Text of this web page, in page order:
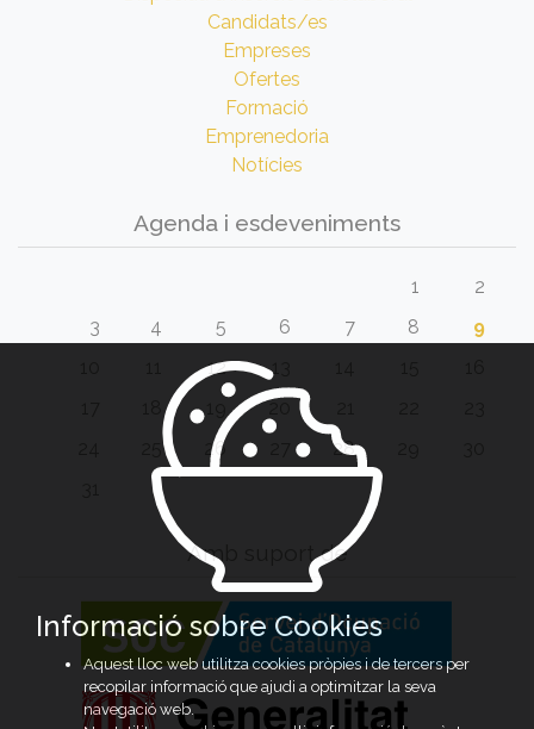
Candidats/es
Empreses
Ofertes
Formació
Emprenedoria
Notícies
Agenda i esdeveniments
1
2
3
4 5 6 7 8
9
12 13
20
26 28
Amb suport de
Informació sobre Cookies
Aquest lloc web utilitza cookies pròpies i de tercers per
recopilar informació que ajudi a optimitzar la seva
navegació web.